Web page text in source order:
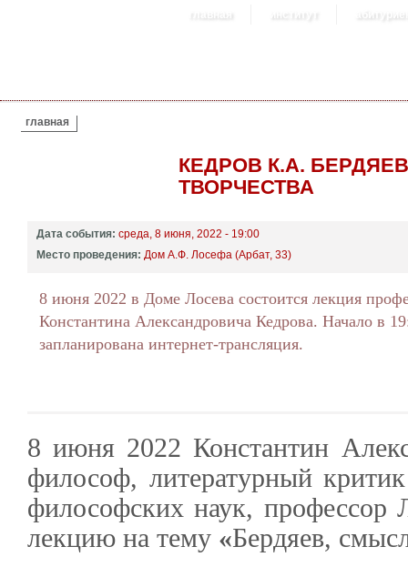
главная институт
ВЫ ЗДЕСЬ
главная
КЕДРОВ К.А.
ТВОРЧЕСТВА
Дата события: среда, 8 июня, 2022 - 19:00
Место проведения: Дом А.Ф. Лосефа (Арбат, 33)
8 июня 2022 в Доме Лосева состоится лекция
Константина Александровича Кедрова. Начало в
запланирована интернет-трансляция.
8 июня 2022 Константин
философ, литературный
философских наук, профессор
лекцию на тему «Бердяев,